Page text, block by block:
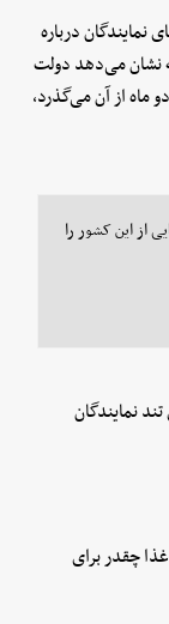
نمایندگان درباره
نشان می‌دهد دولت
ماه از آن می‌گذرد،
از این کشور را
نمایندگان
چقدر برای